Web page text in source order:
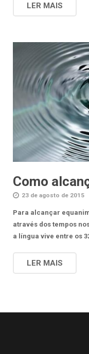
LER MAIS
Como
23 de agosto de 2015
Para alcançar
através dos tempos
a língua vive entre os
LER MAIS